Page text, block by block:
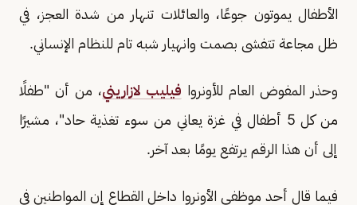
الأطفال يموتون جوعًا، والعائلات تنهار من شدة العجز، في
ظل مجاعة تتفشى بصمت وانهيار شبه تام للنظام الإنساني.
وحذر المفوض العام للأونروا فيليب لازاريني، من أن "طفلًا
من كل 5 أطفال في غزة يعاني من سوء تغذية حاد"، مشيرًا
إلى أن هذا الرقم يرتفع يومًا بعد آخر.
فيما قال أحد موظفي الأونروا داخل القطاع إن المواطنين في